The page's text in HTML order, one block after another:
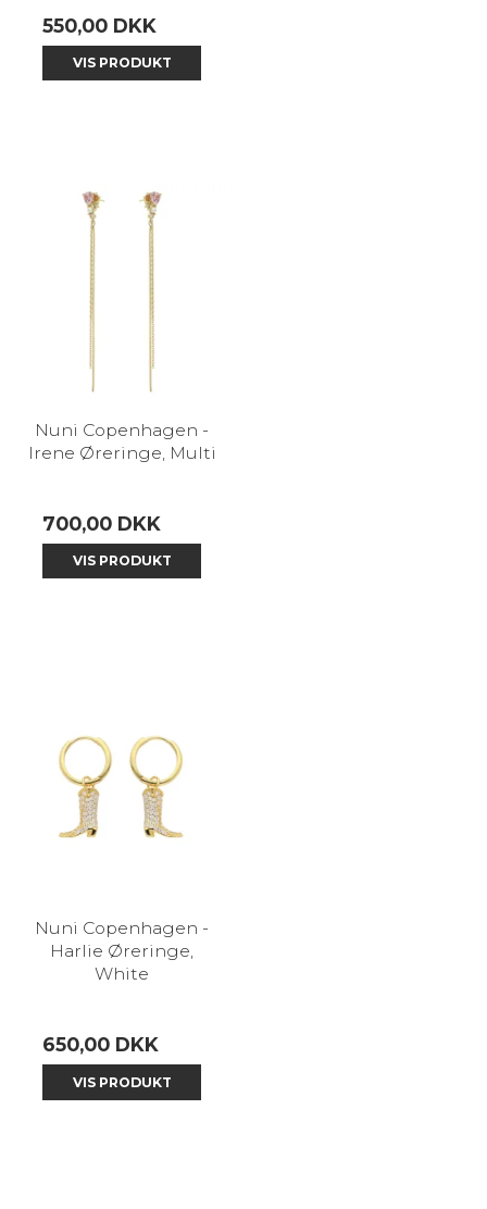
550,00 DKK
VIS PRODUKT
Nuni Copenhagen -
Irene Øreringe, Multi
700,00 DKK
VIS PRODUKT
Nuni Copenhagen -
Harlie Øreringe,
White
650,00 DKK
VIS PRODUKT